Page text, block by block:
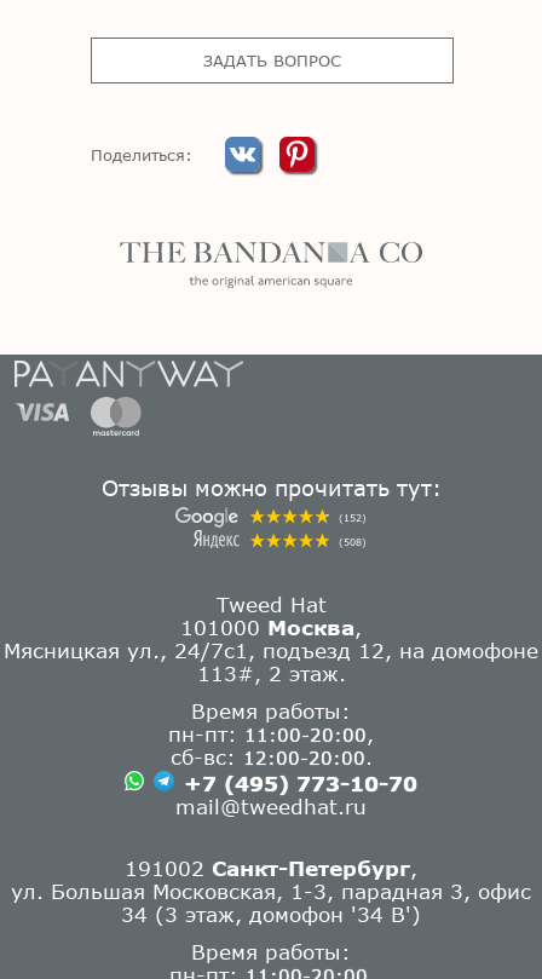
ЗАДАТЬ ВОПРОС
Поделиться:
Отзывы можно прочитать тут:
(152)
(508)
Tweed Hat
101000 Москва
Мясницкая ул., 24/7с1, подъезд 12, на домофоне
113#, 2 этаж.
Время работы:
пн-пт:
11:00-20:00
сб-вс:
12:00-20:00
+7 (495) 773-10-70
mail@tweedhat.ru
191002 Санкт-Петербург,
ул. Большая Московская, 1-3, парадная 3, офис
34 (3 этаж, домофон '34 В')
Время работы: